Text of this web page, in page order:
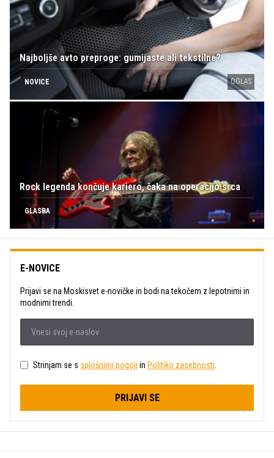
Najboljše avto preproge: gumijaste ali tekstilne?
NOVICE OGLAS
Rock legenda končuje kariero, čaka na operacijo srca
GLASBA
E-NOVICE
Prijavi se na Moskisvet e-novičke in bodi na tekočem z lepotnimi in
modnimi trendi.
Strinjam se s splošnimi pogoji in Politiko zasebnosti
PRIJAVI SE